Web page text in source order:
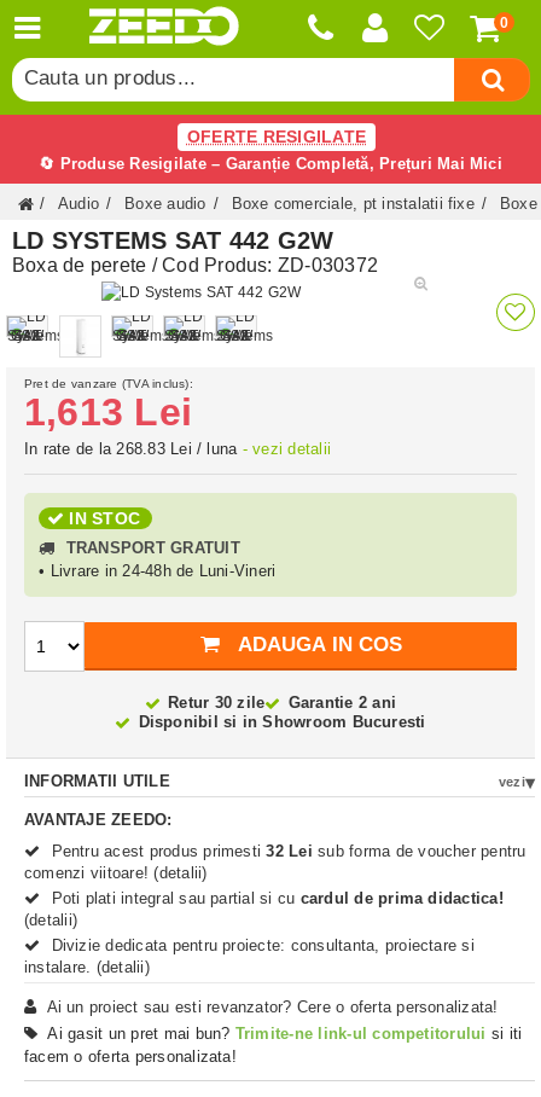
0
Cauta un produs...
Cauta o categorie...
Cauta un producator...
Cauta un produs...
OFERTE RESIGILATE
🔄 Produse Resigilate – Garanție Completă, Prețuri Mai Mici
Audio Boxe audio Boxe comerciale, pt instalatii fixe
LD SYSTEMS SAT 442 G2W
Boxa de perete / Cod Produs: ZD-030372
Pret de vanzare (TVA inclus):
1,613 Lei
In rate de la 268.83 Lei / luna - vezi detalii
IN STOC
TRANSPORT GRATUIT
• Livrare in 24-48h de Luni-Vineri
ADAUGA IN COS
Retur 30 zile
Garantie 2 ani
Disponibil si in Showroom Bucuresti
INFORMATII UTILE vezi
AVANTAJE ZEEDO:
Pentru acest produs primesti32 Lei sub forma de voucher pentru
comenzi viitoare! (detalii)
Poti plati integral sau partial si cu cardul de prima didactica!
(detalii)
Divizie dedicata pentru proiecte: consultanta, proiectare si
instalare. (detalii)
Ai un proiect sau esti revanzator? Cere o oferta personalizata!
Ai gasit un pret mai bun? Trimite-ne link-ul competitorului si iti
facem o oferta personalizata!